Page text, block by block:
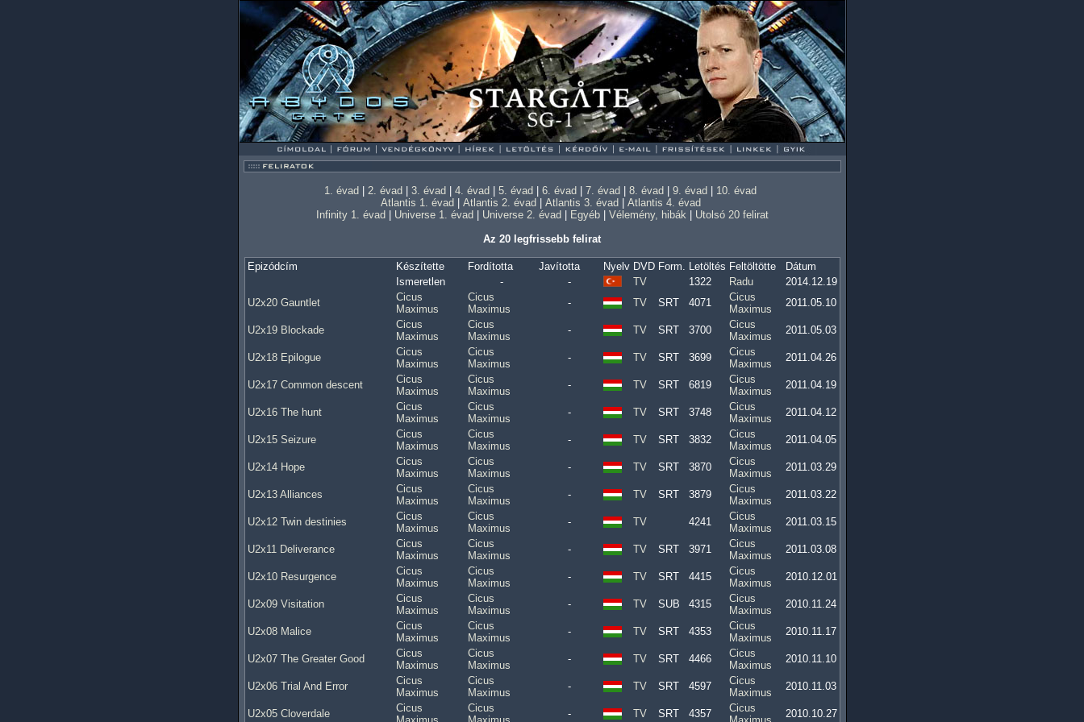
1. évad 2. évad 3. évad 4. évad 5. évad 6. évad 7. évad 8. évad 9. évad
10. évad
Atlantis 1. évad
Atlantis 2. évad Atlantis 3. évad
Atlantis 4. évad
Infinity 1. évad
Universe 1. évad Universe 2. évad Egyéb| Vélemény, hibák| Utolsó 20 felirat
Az 20 legfrissebb felirat
Epizódcím Készítette Fordította Javította Nyelv DVD Form. Letöltés Feltöltötte
Dátum
Ismeretlen
- - TV 1322 Radu
2014.12.19
U2x20 Gauntlet
Cicus
Maximus
Cicus
Maximus
- TV SRT 4071
Cicus
Maximus
2011.05.10
U2x19 Blockade
Cicus
Maximus
Cicus
Maximus
- TV SRT 3700
Cicus
Maximus
2011.05.03
U2x18 Epilogue
Cicus
Maximus
Cicus
Maximus
- TV SRT 3699
Cicus
Maximus
2011.04.26
U2x17 Common descent
Cicus
Maximus
Cicus
Maximus
- TV SRT 6819
Cicus
Maximus
2011.04.19
U2x16 The hunt
Cicus
Maximus
Cicus
Maximus
- TV SRT 3748
Cicus
Maximus
2011.04.12
U2x15 Seizure
Cicus
Maximus
Cicus
Maximus
- TV SRT 3832
Cicus
Maximus
2011.04.05
U2x14 Hope
Cicus
Maximus
Cicus
Maximus
- TV SRT 3870
Cicus
Maximus
2011.03.29
U2x13 Alliances
Cicus
Maximus
Cicus
Maximus
- TV SRT 3879
Cicus
Maximus
2011.03.22
U2x12 Twin destinies
Cicus
Maximus
Cicus
Maximus
- TV 4241
Cicus
Maximus
2011.03.15
U2x11 Deliverance
Cicus
Maximus
Cicus
Maximus
- TV SRT 3971
Cicus
Maximus
2011.03.08
U2x10 Resurgence
Cicus
Maximus
Cicus
Maximus
- TV SRT 4415
Cicus
Maximus
2010.12.01
U2x09 Visitation
Cicus
Maximus
Cicus
Maximus
- TV SUB 4315
Cicus
Maximus
2010.11.24
U2x08 Malice
Cicus
Maximus
Cicus
Maximus
- TV SRT 4353
Cicus
Maximus
2010.11.17
U2x07 The Greater Good
Cicus
Maximus
Cicus
Maximus
- TV SRT 4466
Cicus
Maximus
2010.11.10
U2x06 Trial And Error
Cicus
Maximus
Cicus
Maximus
- TV SRT 4597
Cicus
Maximus
2010.11.03
U2x05 Cloverdale
Cicus
Cicus
- TV SRT 4357
Cicus
2010.10.27